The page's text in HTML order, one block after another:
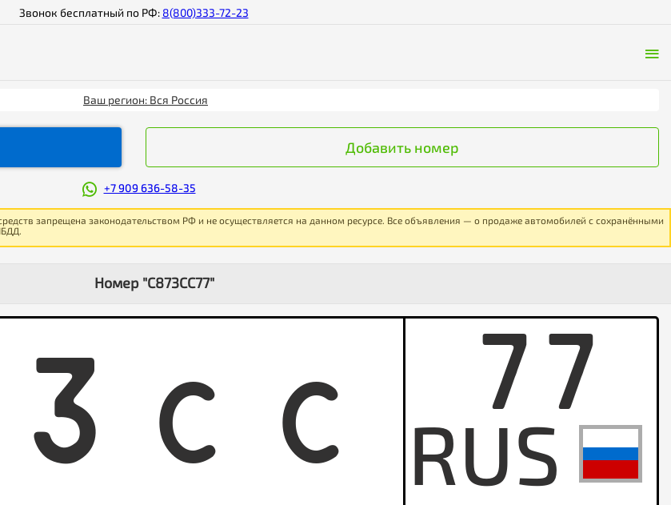
Звонок бесплатный по РФ: 8(800)333-72-23
Ваш регион: Вся Россия
Добавить номер
+7 909 636-58-35
запрещена законодательством РФ и не осуществляется на данном ресурсе. Все объявления — о продаже автомобилей с сохранёнными
Номер "С873СС77"
3 C C 77